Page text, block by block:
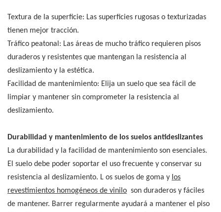
Textura de la superficie: Las superficies rugosas o texturizadas
tienen mejor tracción.
Tráfico peatonal: Las áreas de mucho tráfico requieren pisos
duraderos y resistentes que mantengan la resistencia al
deslizamiento y la estética.
Facilidad de mantenimiento: Elija un suelo que sea fácil de
limpiar y mantener sin comprometer la resistencia al
deslizamiento.
Durabilidad y mantenimiento de los suelos antideslizantes
La durabilidad y la facilidad de mantenimiento son esenciales.
El suelo debe poder soportar el uso frecuente y conservar su
resistencia al deslizamiento. L os suelos de goma y los
revestimientos homogéneos de vinilo son duraderos y fáciles
de mantener. Barrer regularmente ayudará a mantener el piso